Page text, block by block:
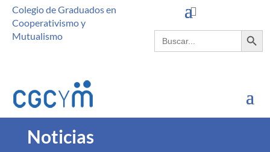
Colegio de Graduados en
Cooperativismo y
Mutualismo
Buscar: Botón de
Noticias